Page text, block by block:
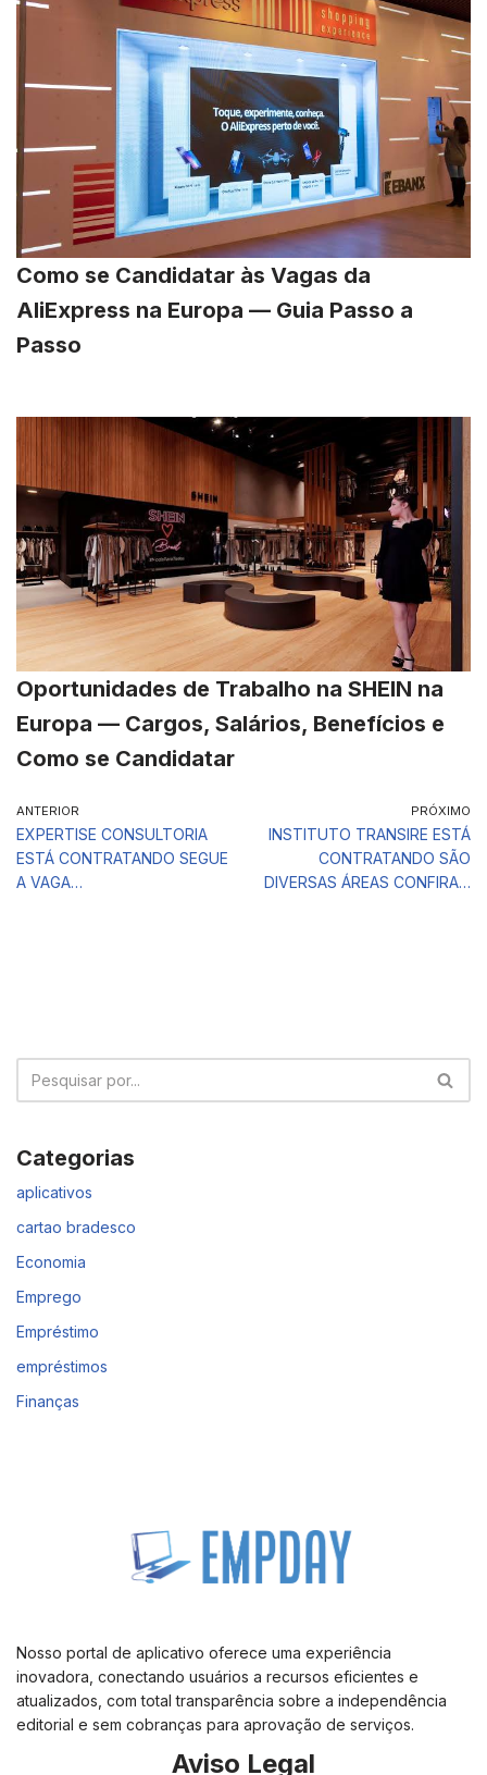
Como se Candidatar às Vagas da
AliExpress na Europa — Guia Passo a
Passo
Oportunidades de Trabalho na SHEIN na
Europa — Cargos, Salários, Benefícios e
Como se Candidatar
ANTERIOR
EXPERTISE CONSULTORIA
ESTÁ CONTRATANDO SEGUE
A VAGA…
PRÓXIMO
INSTITUTO TRANSIRE ESTÁ
CONTRATANDO SÃO
DIVERSAS ÁREAS CONFIRA…
Categorias
aplicativos
cartao bradesco
Economia
Emprego
Empréstimo
empréstimos
Finanças
Nosso portal de aplicativo oferece uma experiência
inovadora, conectando usuários a recursos eficientes e
atualizados, com total transparência sobre a independência
editorial e sem cobranças para aprovação de serviços.
Aviso Legal